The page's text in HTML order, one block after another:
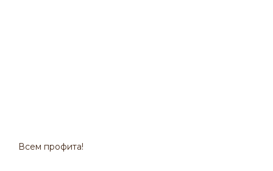
Всем профита!